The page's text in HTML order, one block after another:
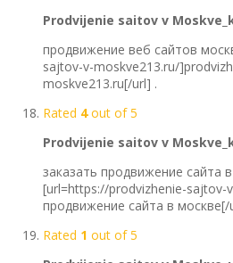
Prodvijenie saitov v
продвижение веб сайтов
sajtov-v-moskve213.ru/
moskve213.ru[/url] .
Rated 4out of 5
Prodvijenie saitov v
заказать продвижение сайта
[url=https://prodvizhenie-sajtov-
продвижение сайта в москве[/
Rated 1 out of 5